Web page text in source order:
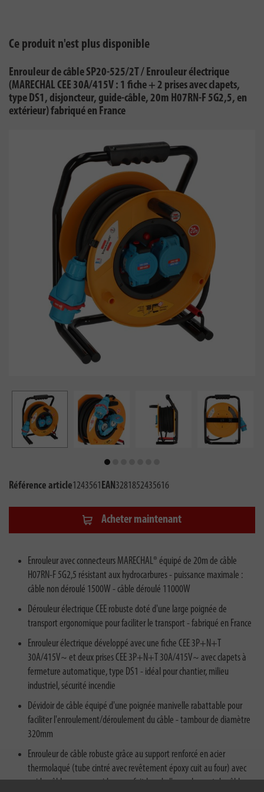
Ce produit n'est plus disponible
Enrouleur de câble SP20-525/2T / Enrouleur électrique
(MARECHAL CEE 30A/415V : 1 fiche + 2 prises avec clapets,
type DS1, disjoncteur, guide-câble, 20m H07RN-F 5G2,5, en
extérieur) fabriqué en France
Référence article1243561EAN3281852435616
Acheter maintenant
Enrouleur avec connecteurs MARECHAL® équipé de 20m de câble
H07RN-F 5G2,5 résistant aux hydrocarbures - puissance maximale :
câble non déroulé 1500W - câble déroulé 11000W
Dérouleur électrique CEE robuste doté d'une large poignée de
transport ergonomique pour faciliter le transport - fabriqué en France
Enrouleur électrique développé avec une fiche CEE 3P+N+T
30A/415V~ et deux prises CEE 3P+N+T 30A/415V~ avec clapets à
fermeture automatique, type DS1 - idéal pour chantier, milieu
industriel, sécurité incendie
Dévidoir de câble équipé d'une poignée manivelle rabattable pour
faciliter l'enroulement/déroulement du câble - tambour de diamètre
320mm
Enrouleur de câble robuste grâce au support renforcé en acier
thermolaqué (tube cintré avec revêtement époxy cuit au four) avec
guide-câble pour un guidage parfait lors de l'enroulement du câble